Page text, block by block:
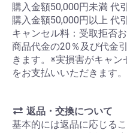
購入金額50,000円未満 代
購入金額50,000円以上 代
キャンセル料：受取拒否
商品代金の20％及び代金
きます。※実損害がキャ
をお支払いいただきます。
返品・交換について
基本的には返品に応じる